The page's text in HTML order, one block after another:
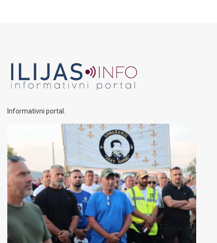
Informativni portal.